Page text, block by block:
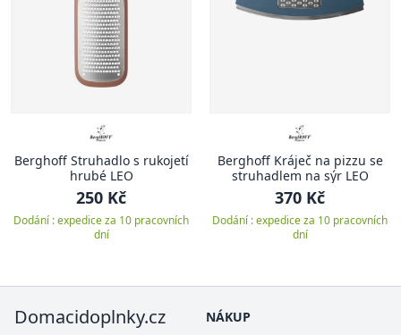
Berghoff Struhadlo s rukojetí
hrubé LEO
250 Kč
Dodání : expedice za 10 pracovních
dní
Berghoff Kráječ na pizzu se
struhadlem na sýr LEO
370 Kč
Dodání : expedice za 10 pracovních
dní
Domacidoplnky.cz
NÁKUP